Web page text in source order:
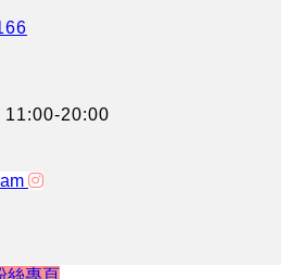
11:00-20:00
絲專頁